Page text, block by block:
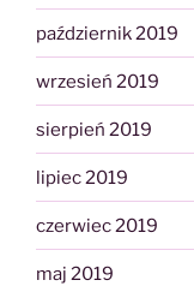
październik 2019
wrzesień 2019
sierpień 2019
lipiec 2019
czerwiec 2019
maj 2019